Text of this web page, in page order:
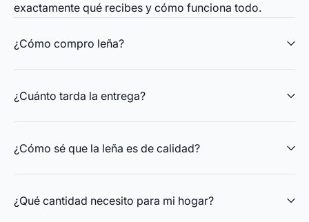
exactamente qué recibes y cómo funciona todo.
¿Cómo compro leña?
¿Cuánto tarda la entrega?
¿Cómo sé que la leña es de calidad?
¿Qué cantidad necesito para mi hogar?